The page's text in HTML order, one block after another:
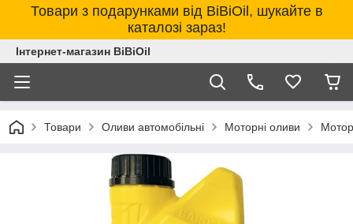
Товари з подарунками від BiBiOil, шукайте в
каталозі зараз!
Інтернет-магазин BiBiOil
Товари Оливи автомобільні Моторні оливи